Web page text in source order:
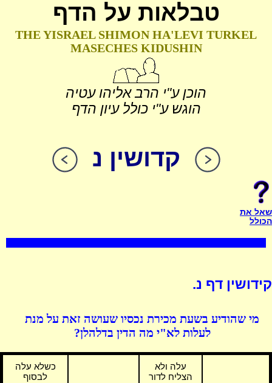
טבלאות על הדף
THE YISRAEL SHIMON HA'LEVI TURKEL
MASECHES KIDUSHIN
הוכן ע"י הרב אליהו עטיה
הוגש ע"י כולל עיון הדף
קדושין נ
שאל את
הכולל
קידושין דף נ.
מי שהודיע בשעת מכירת נכסיו שעושה זאת על מנת
לעלות לא"י מה הדין בדלהלן?
עלה ולא
הצליח לדור
כשלא עלה
לבסוף